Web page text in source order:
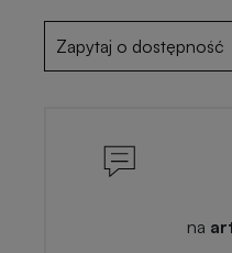
Zapytaj o dostępność
na